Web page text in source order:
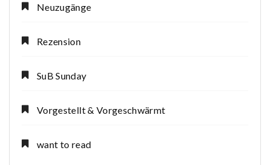
Neuzugänge
Rezension
SuB Sunday
Vorgestellt & Vorgeschwärmt
want to read